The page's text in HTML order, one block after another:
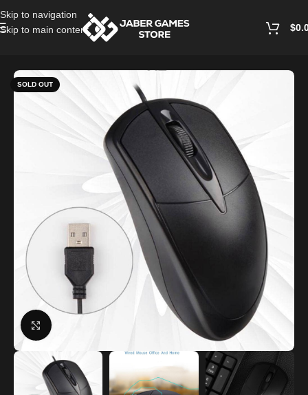
Skip to navigation
Skip to main content
$
SOLD OUT
Click to enlarge